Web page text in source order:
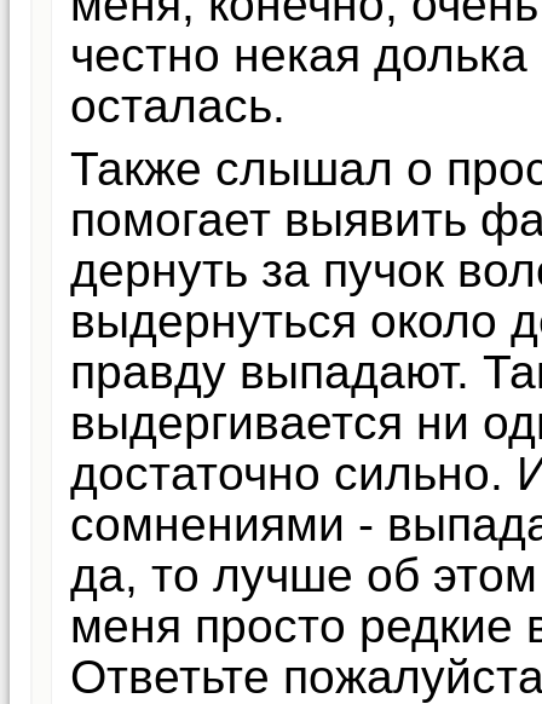
честно некая
осталась.
Также слышал о
помогает выявить
дернуть за пучок
выдернуться около
правду выпадают.
выдергивается ни
достаточно сильно.
сомнениями -
да, то лучше об
меня просто
Ответьте